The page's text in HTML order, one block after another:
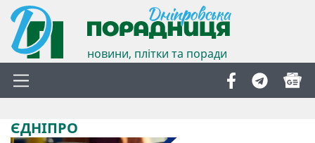
новини, плітки та поради
ЄДНІПРО